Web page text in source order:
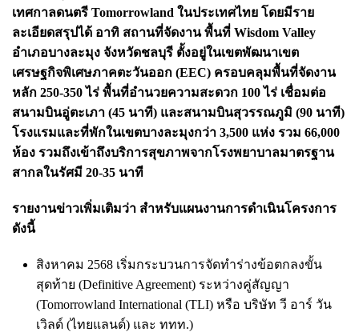
เทศกาลดนตรี Tomorrowland ในประเทศไทย โดยมีราย
ละเอียดสรุปได้ อาทิ สถานที่จัดงาน พื้นที่ Wisdom Valley
อำเภอบางละมุง จังหวัดชลบุรี ตั้งอยู่ในเขตพัฒนาเขต
เศรษฐกิจพิเศษภาคตะวันออก (EEC) ครอบคลุมพื้นที่จัดงาน
หลัก 250-350 ไร่ พื้นที่อำนวยความสะดวก 100 ไร่ เชื่อมต่อ
สนามบินอู่ตะเภา (45 นาที) และสนามบินสุวรรณภูมิ (90 นาที)
โรงแรมและที่พักในเขตบางละมุงกว่า 3,500 แห่ง รวม 66,000
ห้อง รวมถึงเข้าถึงบริการสุขภาพจากโรงพยาบาลมาตรฐาน
สากลในรัศมี 20-35 นาที
รายงานข่าวเพิ่มเติมว่า สำหรับแผนงานการดำเนินโครงการ
ดังนี้
สิงหาคม 2568 เริ่มกระบวนการจัดทำร่างข้อตกลงขั้น
สุดท้าย (Definitive Agreement) ระหว่างคู่สัญญา
(Tomorrowland International (TLI) หรือ บริษัท วี อาร์ วัน
เวิลด์ (ไทยแลนด์) และ ททท.)